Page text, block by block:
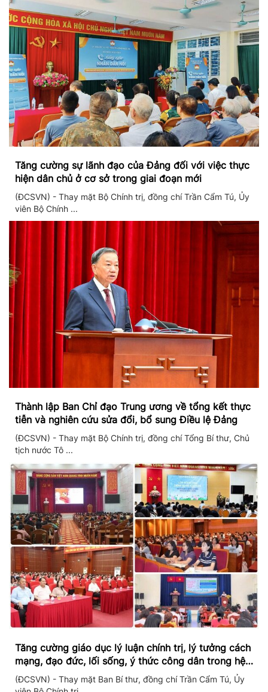
Tăng cường sự lãnh đạo của Đảng đối với việc thực
hiện dân chủ ở cơ sở trong giai đoạn mới
(ĐCSVN) - Thay mặt Bộ Chính trị, đồng chí Trần Cẩm Tú, Ủy
viên Bộ Chính ...
Thành lập Ban Chỉ đạo Trung ương về tổng kết thực
tiễn và nghiên cứu sửa đổi, bổ sung Điều lệ Đảng
(ĐCSVN) - Thay mặt Bộ Chính trị, đồng chí Tổng Bí thư, Chủ
tịch nước Tô ...
Tăng cường giáo dục lý luận chính trị, lý tưởng cách
mạng, đạo đức, lối sống, ý thức công dân trong hệ
thống giáo dục quốc dân
(ĐCSVN) - Thay mặt Ban Bí thư, đồng chí Trần Cẩm Tú, Ủy